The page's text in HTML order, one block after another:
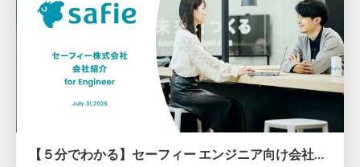
【５分でわかる】セーフィー エンジニア向け会社紹介